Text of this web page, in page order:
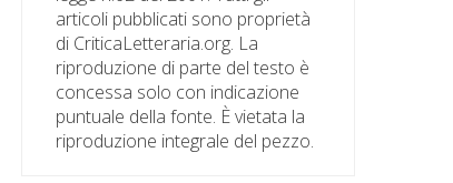
articoli pubblicati sono proprietà
di CriticaLetteraria.org. La
riproduzione di parte del testo è
concessa solo con indicazione
puntuale della fonte. È vietata la
riproduzione integrale del pezzo.